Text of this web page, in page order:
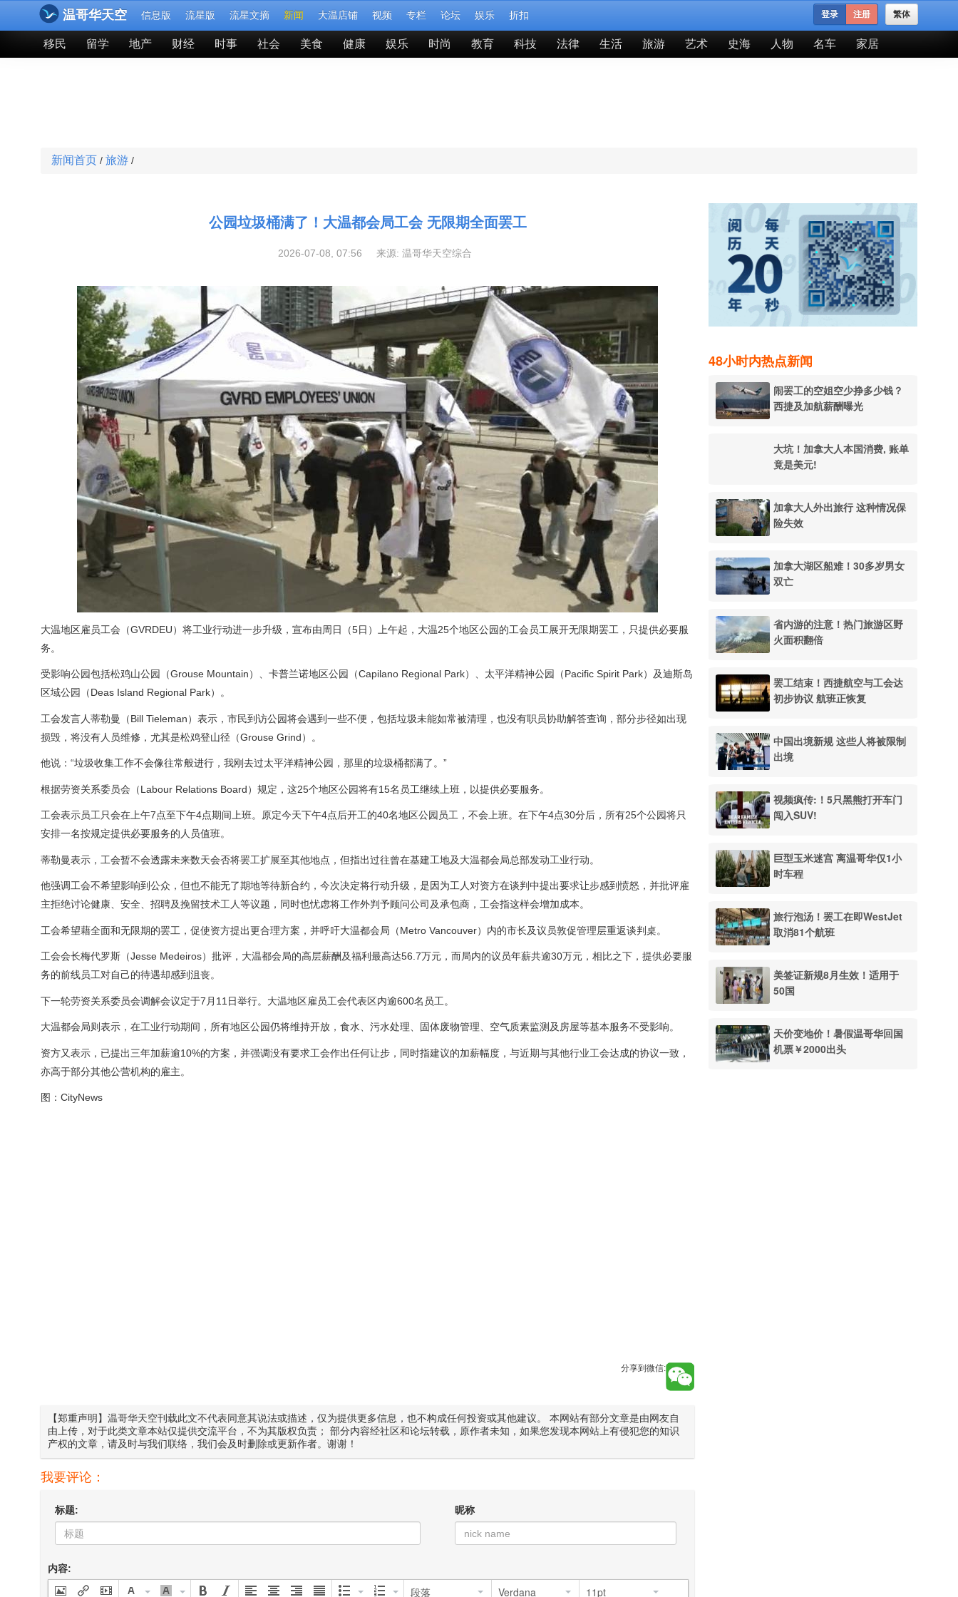
温哥华天空 信息版 流星版 流星文摘 新闻 大温店铺 视频 专栏 论坛 娱乐 折扣 繁体
登录 注册
移民 留学 地产 财经 时事 社会 美食 健康 娱乐 时尚 教育 科技 法律 生活 旅游 艺术 史海 人物 名车 家居
新闻首页 / 旅游 /
公园垃圾桶满了！大温都会局工会 无限期全面罢工
2026-07-08, 07:56 来源: 温哥华天空综合
大温地区雇员工会（GVRDEU）将工业行动进一步升级，宣布由周日（5日）上午起，大温25个地区公园的工会员工展开无限期罢工，只提供必要服
务。
受影响公园包括松鸡山公园（Grouse Mountain）、卡普兰诺地区公园（Capilano Regional Park）、太平洋精神公园（Pacific Spirit Park）及迪斯岛
区域公园（Deas Island Regional Park）。
工会发言人蒂勒曼（Bill Tieleman）表示，市民到访公园将会遇到一些不便，包括垃圾未能如常被清理，也没有职员协助解答查询，部分步径如出现
损毁，将没有人员维修，尤其是松鸡登山径（Grouse Grind）。
他说：“垃圾收集工作不会像往常般进行，我刚去过太平洋精神公园，那里的垃圾桶都满了。”
根据劳资关系委员会（Labour Relations Board）规定，这25个地区公园将有15名员工继续上班，以提供必要服务。
工会表示员工只会在上午7点至下午4点期间上班。原定今天下午4点后开工的40名地区公园员工，不会上班。在下午4点30分后，所有25个公园将只
安排一名按规定提供必要服务的人员值班。
蒂勒曼表示，工会暂不会透露未来数天会否将罢工扩展至其他地点，但指出过往曾在基建工地及大温都会局总部发动工业行动。
他强调工会不希望影响到公众，但也不能无了期地等待新合约，今次决定将行动升级，是因为工人对资方在谈判中提出要求让步感到愤怒，并批评雇
主拒绝讨论健康、安全、招聘及挽留技术工人等议题，同时也忧虑将工作外判予顾问公司及承包商，工会指这样会增加成本。
工会希望藉全面和无限期的罢工，促使资方提出更合理方案，并呼吁大温都会局（Metro Vancouver）内的市长及议员敦促管理层重返谈判桌。
工会会长梅代罗斯（Jesse Medeiros）批评，大温都会局的高层薪酬及福利最高达56.7万元，而局内的议员年薪共逾30万元，相比之下，提供必要服
务的前线员工对自己的待遇却感到沮丧。
下一轮劳资关系委员会调解会议定于7月11日举行。大温地区雇员工会代表区内逾600名员工。
大温都会局则表示，在工业行动期间，所有地区公园仍将维持开放，食水、污水处理、固体废物管理、空气质素监测及房屋等基本服务不受影响。
资方又表示，已提出三年加薪逾10%的方案，并强调没有要求工会作出任何让步，同时指建议的加薪幅度，与近期与其他行业工会达成的协议一致，
亦高于部分其他公营机构的雇主。
图：CityNews
分享到微信:
【郑重声明】温哥华天空刊载此文不代表同意其说法或描述，仅为提供更多信息，也不构成任何投资或其他建议。 本网站有部分文章是由网友自
由上传，对于此类文章本站仅提供交流平台，不为其版权负责； 部分内容经社区和论坛转载，原作者未知，如果您发现本网站上有侵犯您的知识
产权的文章，请及时与我们联络，我们会及时删除或更新作者。谢谢！
我要评论：
标题: 昵称
内容:
段落 Verdana 11pt
48小时内热点新闻
闹罢工的空姐空少挣多少钱？
西捷及加航薪酬曝光
大坑！加拿大人本国消费, 账单
竟是美元!
加拿大人外出旅行 这种情况保
险失效
加拿大湖区船难！30多岁男女
双亡
省内游的注意！热门旅游区野
火面积翻倍
罢工结束！西捷航空与工会达
初步协议 航班正恢复
中国出境新规 这些人将被限制
出境
视频疯传:！5只黑熊打开车门
闯入SUV!
巨型玉米迷宫 离温哥华仅1小
时车程
旅行泡汤！罢工在即WestJet
取消81个航班
美签证新规8月生效！适用于
50国
天价变地价！暑假温哥华回国
机票￥2000出头